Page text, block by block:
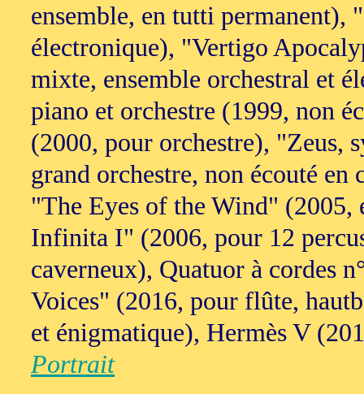
ensemble, en tutti permanent),
électronique), "Vertigo
mixte, ensemble orchestral et
piano et orchestre (1999, non
(2000, pour orchestre), "Zeus,
grand orchestre, non écouté
"The Eyes of the Wind"
Infinita I" (2006, pour 12
caverneux), Quatuor à cordes
Voices" (2016, pour flûte,
et énigmatique), Hermès V
Portrait